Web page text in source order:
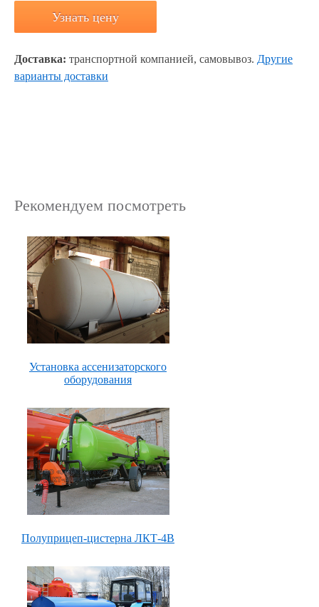
Узнать цену
Доставка: транспортной компанией, самовывоз. Другие
варианты доставки
Рекомендуем посмотреть
Установка ассенизаторского
оборудования
Полуприцеп-цистерна ЛКТ-4В